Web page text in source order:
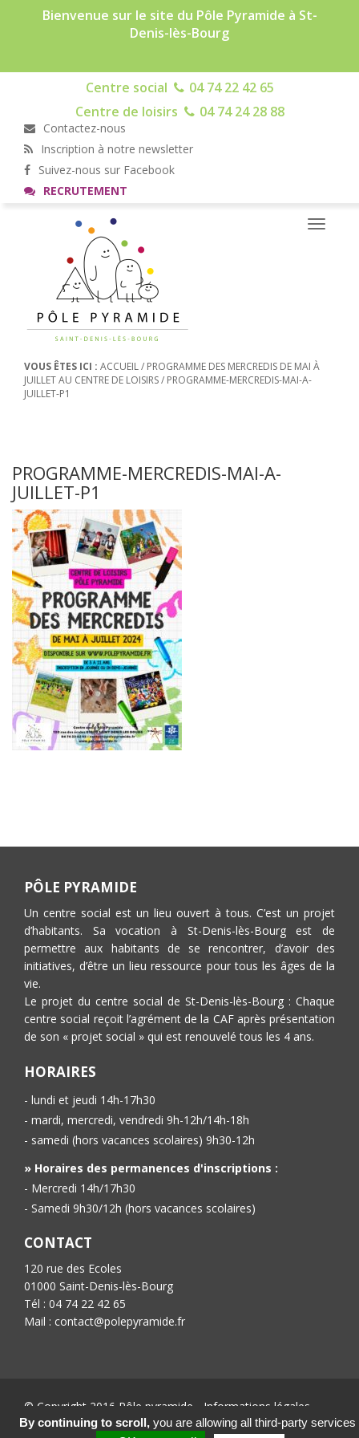
Bienvenue sur le site du Pôle Pyramide à St-
Denis-lès-Bourg
Centre social
04 74 22 42 65
Centre de loisirs
04 74 24 28 88
Contactez-nous
Inscription à notre newsletter
Suivez-nous sur Facebook
RECRUTEMENT
Toggle
VOUS ÊTES ICI : ACCUEIL/ PROGRAMME DES MERCREDIS DE MAI À
JUILLET AU CENTRE DE LOISIRS/ PROGRAMME-MERCREDIS-MAI-A-
JUILLET-P1
PROGRAMME-MERCREDIS-MAI-A-
JUILLET-P1
PÔLE PYRAMIDE
Un centre social est un lieu ouvert à tous. C’est un projet
d’habitants. Sa vocation à St-Denis-lès-Bourg est de
permettre aux habitants de se rencontrer, d’avoir des
initiatives, d’être un lieu ressource pour tous les âges de la
vie.
Le projet du centre social de St-Denis-lès-Bourg : Chaque
centre social reçoit l’agrément de la CAF après présentation
de son « projet social » qui est renouvelé tous les 4 ans.
HORAIRES
- lundi et jeudi 14h-17h30
- mardi, mercredi, vendredi 9h-12h/14h-18h
- samedi (hors vacances scolaires) 9h30-12h
» Horaires des permanences d'inscriptions :
- Mercredi 14h/17h30
- Samedi 9h30/12h (hors vacances scolaires)
CONTACT
120 rue des Ecoles
01000 Saint-Denis-lès-Bourg
Tél : 04 74 22 42 65
Mail : contact@polepyramide.fr
© Copyright 2016 Pôle pyramide - Informations légales
Conception :Ab’6net
By continuing to scroll, you are allowing all third-party services